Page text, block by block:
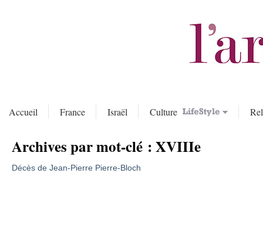
Accueil France Israël Culture
Archives par mot-clé :XVIIIe
Décès de Jean-Pierre Pierre-Bloch